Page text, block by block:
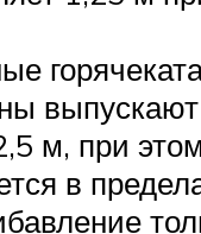
м, при
в